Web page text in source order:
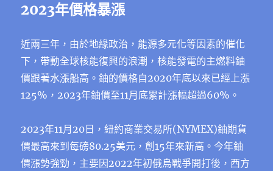
2023年價格暴漲
近兩三年，由於地緣政治，能源多元化等因素的催化
下，帶動全球核能復興的浪潮，核能發電的主燃料鈾
價跟著水漲船高。鈾的價格自2020年底以來已經上漲
125%，2023年鈾價至11月底累計漲幅超過60%。
2023年11月20日，紐約商業交易所(NYMEX)鈾期貨
價最高來到每磅80.25美元，創15年來新高。今年鈾
價漲勢強勁，主要因2022年初俄烏戰爭開打後，西方